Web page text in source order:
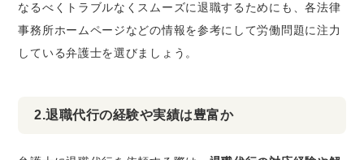
なるべくトラブルなくスムーズに退職するためにも、各法律
事務所ホームページなどの情報を参考にして労働問題に注力
している弁護士を選びましょう。
2.退職代行の経験や実績は豊富か